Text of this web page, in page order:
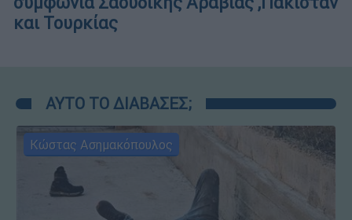
και Τουρκίας
ΑΥΤΟ ΤΟ ΔΙΑΒΑΣΕΣ;
Κώστας Ασημακόπουλος